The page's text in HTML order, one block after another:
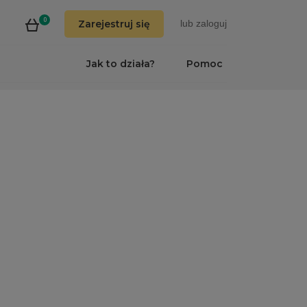
0 Zarejestruj się lub zaloguj
Pomoc
Jak to działa?